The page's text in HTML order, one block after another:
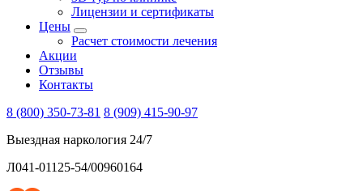
Лицензии и сертификаты
Цены
Расчет стоимости лечения
Акции
Отзывы
Контакты
8 (800) 350-73-81 8 (909) 415-90-97
Выездная наркология 24/7
Л041-01125-54/00960164